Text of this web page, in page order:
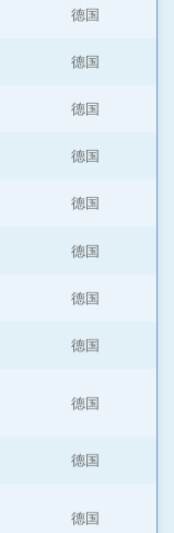
德国
德国
德国
德国
德国
德国
德国
德国
德国
德国
德国